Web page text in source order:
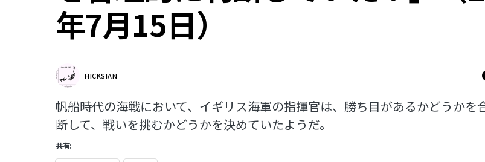
年7月15日）
HICKSIAN
帆船時代の海戦において、イギリス海軍の指揮官は、勝ち目があるかどうかを
断して、戦いを挑むかどうかを決めていたようだ。
共有: